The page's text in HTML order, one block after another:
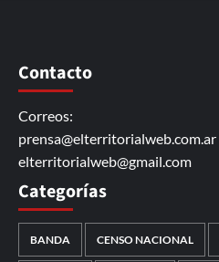
Contacto
Correos:
prensa@elterritorialweb.com.ar
elterritorialweb@gmail.com
Categorías
BANDA CENSO NACIONAL